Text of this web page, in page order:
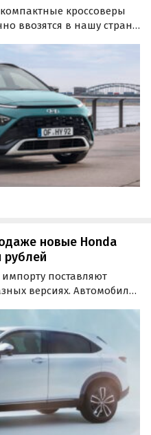
кроссоверы
ввозятся в нашу страну
самый дешевый из
пишет портал…
новые Honda
рублей
поставляют
версиях. Автомобили